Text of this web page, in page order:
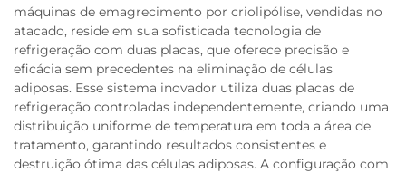
máquinas de emagrecimento por criolipólise, vendidas no
atacado, reside em sua sofisticada tecnologia de
refrigeração com duas placas, que oferece precisão e
eficácia sem precedentes na eliminação de células
adiposas. Esse sistema inovador utiliza duas placas de
refrigeração controladas independentemente, criando uma
distribuição uniforme de temperatura em toda a área de
tratamento, garantindo resultados consistentes e
destruição ótima das células adiposas. A configuração com